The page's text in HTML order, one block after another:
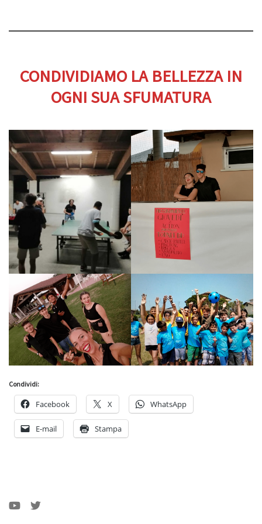
CONDIVIDIAMO LA BELLEZZA IN
OGNI SUA SFUMATURA
Condividi:
Facebook X WhatsApp
E-mail Stampa